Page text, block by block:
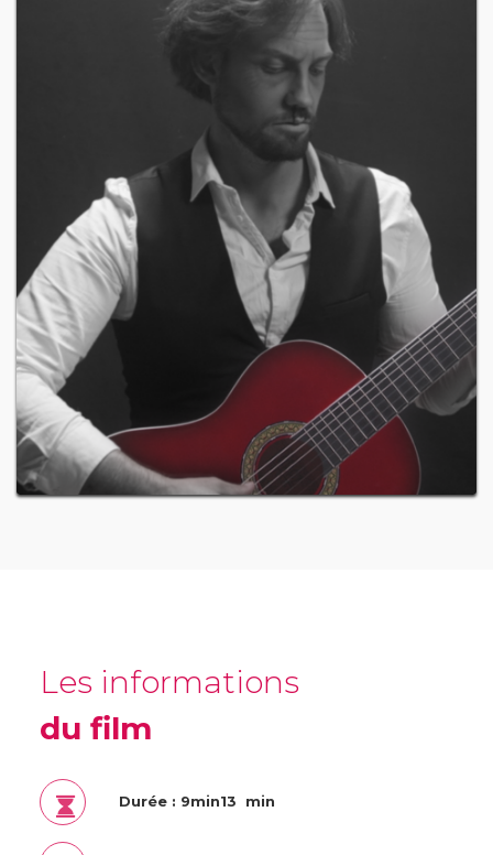
Les informations
du film
Durée : 9min13 min